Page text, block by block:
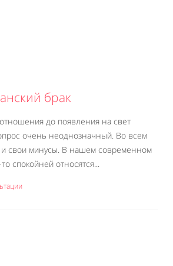
брак
до появления на свет
очень неоднозначный. Во всем
свои минусы. В нашем современном
спокойней относятся...